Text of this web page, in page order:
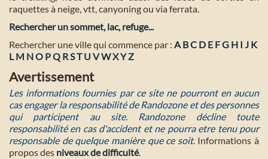
raquettes à neige, vtt, canyoning ou via ferrata.
Rechercher un sommet, lac, refuge...
Rechercher une ville qui commence par : A BC D E FG H I J K
L M NO PQ RST U VWXYZ
Avertissement
Les informations fournies par ce site ne pourront en aucun
cas engager la responsabilité de Randozone et des personnes
qui participent au site. Randozone décline toute
responsabilité en cas d'accident et ne pourra etre tenu pour
responsable de quelque manière que ce soit. Informations à
propos des niveaux de difficulté.